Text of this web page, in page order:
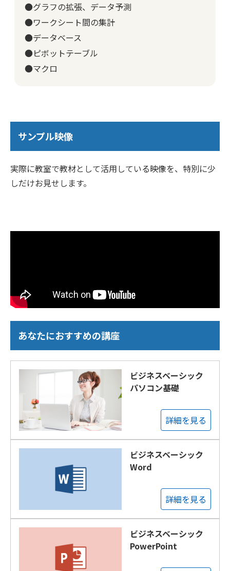
●グラフの拡張、データ予測
●ワークシート間の集計
●データベース
●ピボットテーブル
●マクロ
サンプル映像
実際に教室で教材として活用している映像を、特別に少
しだけお見せします。
あなたにおすすめの講座
ビジネスベーシック
パソコン基礎
詳細を見る
ビジネスベーシック
Word
詳細を見る
ビジネスベーシック
PowerPoint